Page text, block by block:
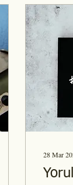
28 Mar